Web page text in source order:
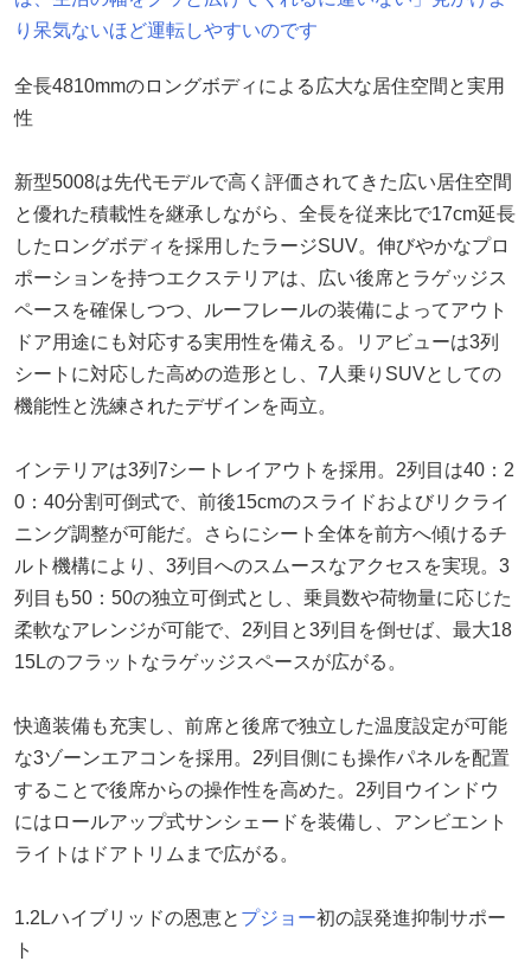
り呆気ないほど運転しやすいのです
全長4810mmのロングボディによる広大な居住空間と実用
性
新型5008は先代モデルで高く評価されてきた広い居住空間
と優れた積載性を継承しながら、全長を従来比で17cm延長
したロングボディを採用したラージSUV。伸びやかなプロ
ポーションを持つエクステリアは、広い後席とラゲッジス
ペースを確保しつつ、ルーフレールの装備によってアウト
ドア用途にも対応する実用性を備える。リアビューは3列
シートに対応した高めの造形とし、7人乗りSUVとしての
機能性と洗練されたデザインを両立。
インテリアは3列7シートレイアウトを採用。2列目は40：2
0：40分割可倒式で、前後15cmのスライドおよびリクライ
ニング調整が可能だ。さらにシート全体を前方へ傾けるチ
ルト機構により、3列目へのスムースなアクセスを実現。3
列目も50：50の独立可倒式とし、乗員数や荷物量に応じた
柔軟なアレンジが可能で、2列目と3列目を倒せば、最大18
15Lのフラットなラゲッジスペースが広がる。
快適装備も充実し、前席と後席で独立した温度設定が可能
な3ゾーンエアコンを採用。2列目側にも操作パネルを配置
することで後席からの操作性を高めた。2列目ウインドウ
にはロールアップ式サンシェードを装備し、アンビエント
ライトはドアトリムまで広がる。
1.2Lハイブリッドの恩恵と プジョー初の誤発進抑制サポー
ト